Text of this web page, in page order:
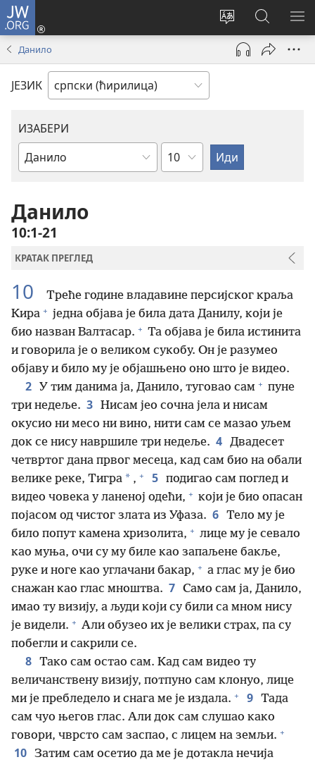
JW.ORG
Промени
језик
сајта
Пријава
(отвара
прозор)
Претрага
сајта
JW.ORG
Данило
ЈЕЗИК
ИЗАБЕРИ
Библијска
Поглавље
Данило
10:1-21
КРАТАК ПРЕГЛЕД
10
Треће године владавине персијског краља
Кира + једна објава је била дата Данилу, који је
био назван Валтасар. + Та објава је била истинита
и говорила је о великом сукобу. Он је разумео
објаву и било му је објашњено оно што је видео.
2 У тим данима ја, Данило, туговао сам + пуне
три недеље. 3 Нисам јео сочна јела и нисам
окусио ни месо ни вино, нити сам се мазао уљем
док се нису навршиле три недеље. 4 Двадесет
четвртог дана првог месеца, кад сам био на обали
велике реке, Тигра * , + 5 подигао сам поглед и
видео човека у ланеној одећи, + који је био опасан
појасом од чистог злата из Уфаза. 6 Тело му је
било попут камена хризолита, + лице му је севало
као муња, очи су му биле као запаљене бакље,
руке и ноге као углачани бакар, + а глас му је био
снажан као глас мноштва. 7 Само сам ја, Данило,
имао ту визију, а људи који су били са мном нису
је видели. + Али обузео их је велики страх, па су
побегли и сакрили се.
8 Тако сам остао сам. Кад сам видео ту
величанствену визију, потпуно сам клонуо, лице
ми је пребледело и снага ме је издала. + 9 Тада
сам чуо његов глас. Али док сам слушао како
говори, чврсто сам заспао, с лицем на земљи. +
10 Затим сам осетио да ме је дотакла нечија